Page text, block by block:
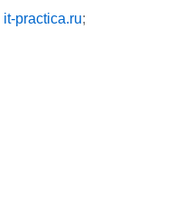
it-practica.ru;